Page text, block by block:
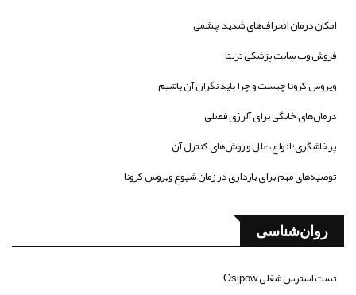
امکان درمان انحراف‌های شدید چشمی
فروش وب سایت پزشکی تریتا
ویروس کرونا چیست و چرا باید نگران آن باشیم
درمان‌های خانگی برای آلرژی فصلی
پرخاشگری؛ انواع، علل و روش‌های کنترل آن
توصیه‌های مهم برای بارداری در زمان شیوع ویروس کرونا
روان‌شناسی
تست استرس شغلی Osipow